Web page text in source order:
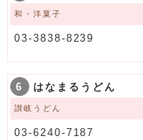
和・洋菓子
03-3838-8239
6 はなまるうどん
讃岐うどん
03-6240-7187